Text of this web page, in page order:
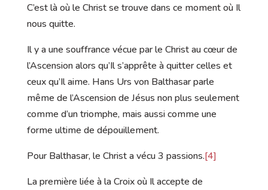
C’est là où le Christ se trouve dans ce moment où Il
nous quitte.
Il y a une souffrance vécue par le Christ au cœur de
l’Ascension alors qu’Il s’apprête à quitter celles et
ceux qu’Il aime. Hans Urs von Balthasar parle
même de l’Ascension de Jésus non plus seulement
comme d’un triomphe, mais aussi comme une
forme ultime de dépouillement.
Pour Balthasar, le Christ a vécu 3 passions.[4]
La première liée à la Croix où Il accepte de